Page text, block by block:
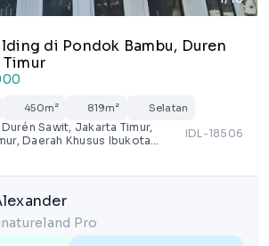
di Pondok Bambu, Duren
450m² 819m² Selatan
Sawit, Jakarta Timur,
Daerah Khusus Ibukota
IDL-18506
Pro